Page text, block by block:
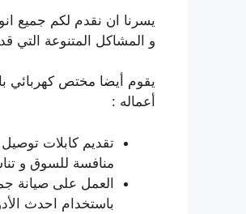
يسرنا ان نقدم لكم جميع
و المشاكل المتنوعة التي
يقوم أيضا مختص كهربائي
أعماله :
تقديم كابلات توصيل
منافسة للسوق و
العمل على صيانة
باستخدام احدث